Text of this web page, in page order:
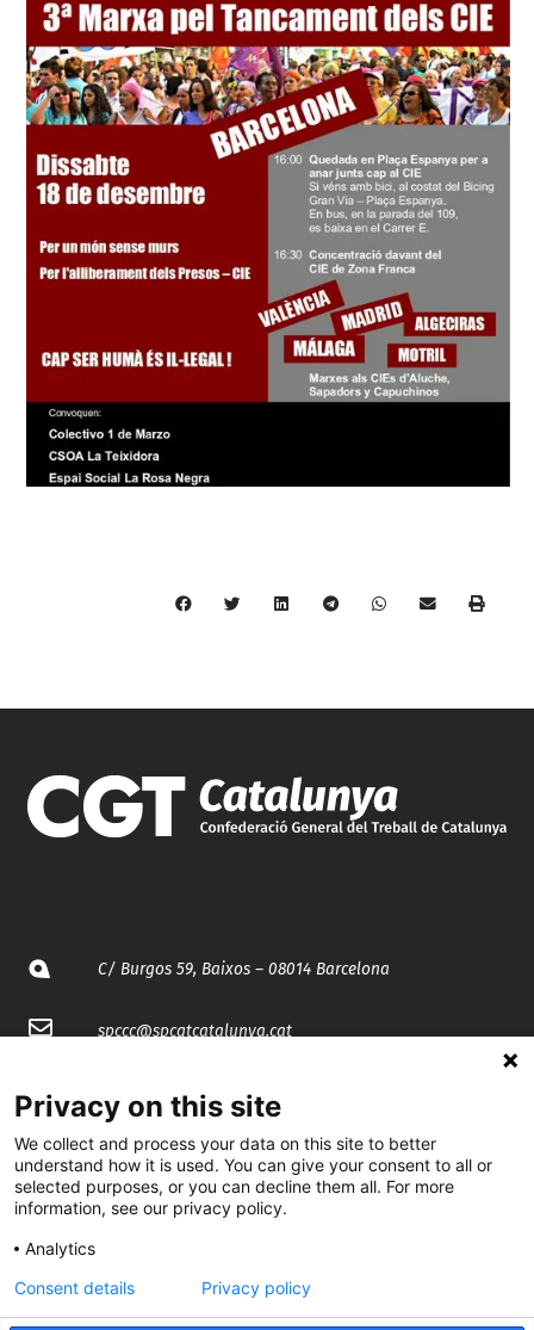
C/ Burgos 59, Baixos – 08014 Barcelona
spccc@spcgtcatalunya.cat
@CGTCatalunya
cgtcatalunya
CGTCatalunya
cgtcatalunya
Privacy on this site
We collect and process your data on this site to better
understand how it is used. You can give your consent to all or
selected purposes, or you can decline them all. For more
information, see our privacy policy.
Analytics
Consent details
Privacy policy